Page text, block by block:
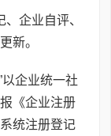
企业自评、
新。
企业统一社
《企业注册
统注册登记